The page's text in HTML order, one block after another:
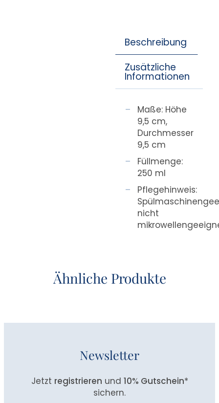
Beschreibung
Zusätzliche
Informationen
Maße: Höhe
9,5 cm,
Durchmesser
9,5 cm
Füllmenge:
250 ml
Pflegehinweis:
nicht
Ähnliche Produkte
Newsletter
Jetzt registrieren und 10% Gutschein*
sichern.